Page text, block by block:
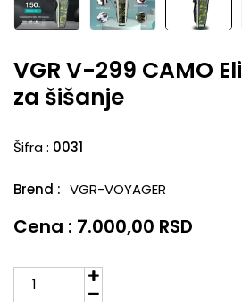
VGR V-299 CAMO
za šišanje
Šifra : 0031
Brend : VGR-VOYAGER
Cena : 7.000,00 RSD